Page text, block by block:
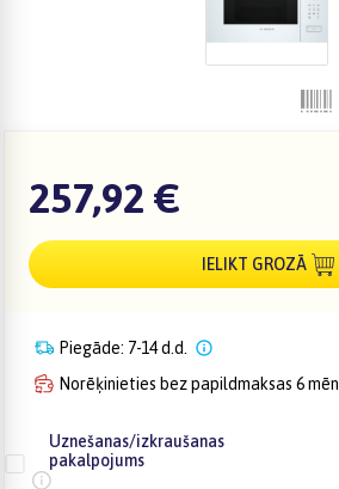
257,92 €
IELIKT GROZĀ
Piegāde: 7-14 d.d.
Norēķinieties bez papildmaksas 6 mēn.
Uznešanas/izkraušanas
pakalpojums